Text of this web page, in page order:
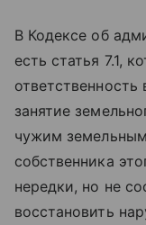
В Кодексе об
есть статья 7.1,
занятие
чужим
собственника
нередки, но не
восстановить